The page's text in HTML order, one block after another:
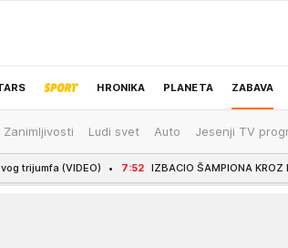
HRONIKA PLANETA ZABAVA
NEWS IZBOR UREDNIKA
Zanimljivosti Ludi svet Auto Jesenji TV
ŠAMPIONA KROZ KONOPCE - ALI